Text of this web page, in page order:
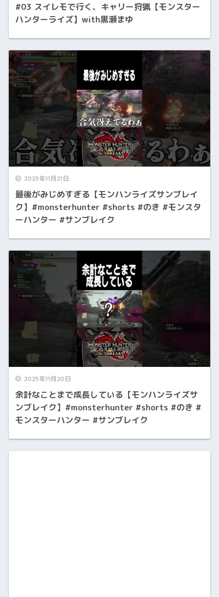
#03 スイレモで行く、キャリー狩猟【モンスター
ハンターライズ】with黒瀬まゆ
2025年11月21日
最後がみじめすぎる【モンハンライズサンブレイ
ク】#monsterhunter #shorts #のき #モンスタ
ーハンター #サンブレイク
2025年11月20日
余計なことまで成長している【モンハンライズサ
ンブレイク】#monsterhunter #shorts #のき #
モンスターハンター #サンブレイク